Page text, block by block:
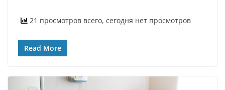
21 просмотров всего, сегодня нет просмотров
Read More